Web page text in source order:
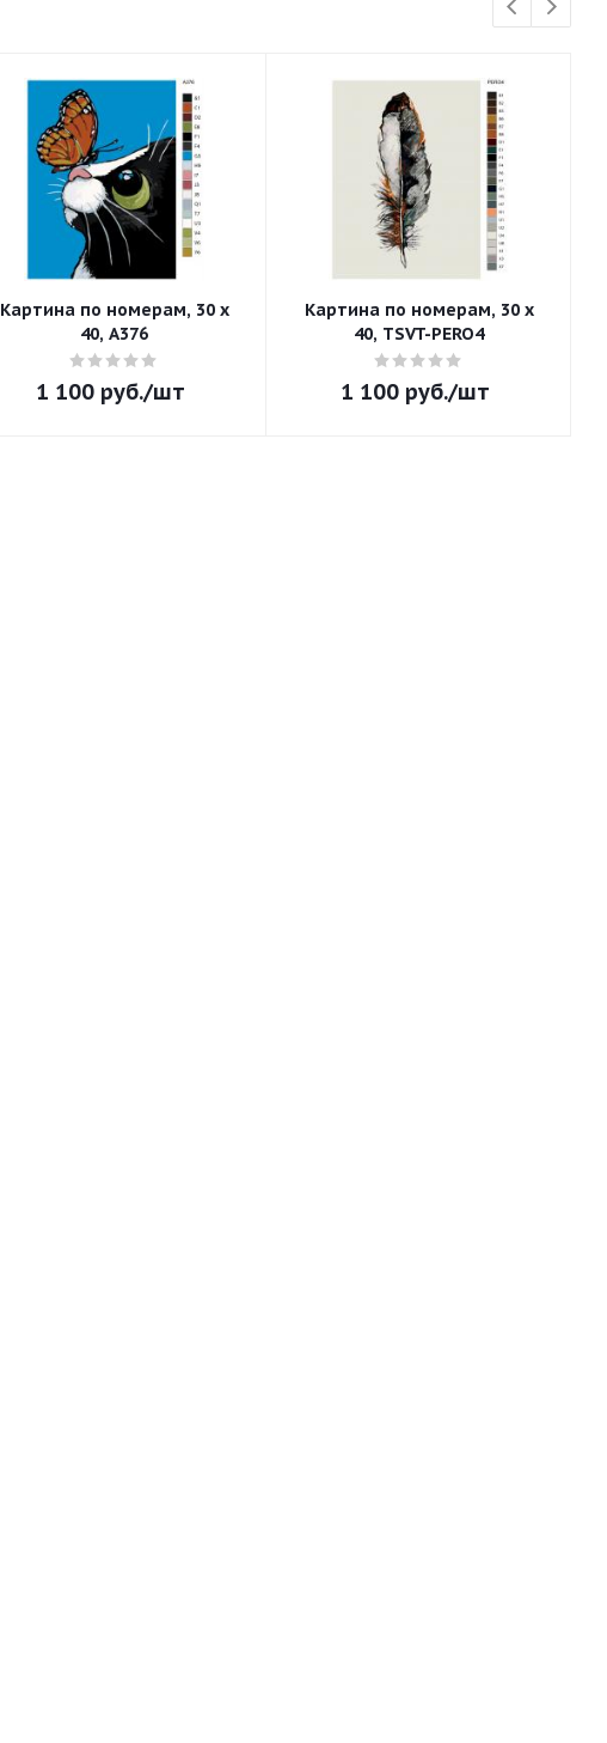
Картина по номерам, 30 x
40, A376
1 100руб./шт
Картина по номерам, 30 x
40, TSVT-PERO4
1 100руб./шт